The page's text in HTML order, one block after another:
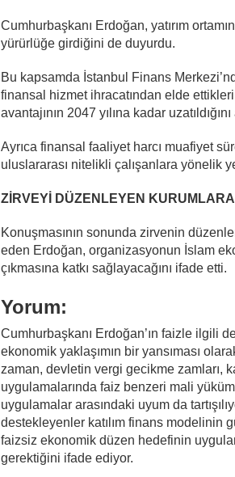
Cumhurbaşkanı Erdoğan, yatırım
yürürlüğe girdiğini de duyurdu.
Bu kapsamda İstanbul Finans
finansal hizmet ihracatından elde
avantajının 2047 yılına kadar uzatıldığını
Ayrıca finansal faaliyet harcı muafiyet
uluslararası nitelikli çalışanlara yönelik
ZİRVEYİ DÜZENLEYEN
Konuşmasının sonunda zirvenin
eden Erdoğan, organizasyonun İslam
çıkmasına katkı sağlayacağını ifade etti.
Yorum:
Cumhurbaşkanı Erdoğan’ın faizle ilgili
ekonomik yaklaşımın bir yansıması
zaman, devletin vergi gecikme zamları,
uygulamalarında faiz benzeri mali
uygulamalar arasındaki uyum da
destekleyenler katılım finans modelinin
faizsiz ekonomik düzen hedefinin
gerektiğini ifade ediyor.